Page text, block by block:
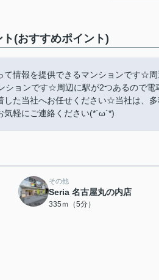
(おすすめポイント)
て情報を提供できるマンションです☆
ションです☆周辺に駅が2つあるので
した当社へお任せください☆当社は、
気軽にご連絡ください(*´ω`*)
その他
Seria 名古屋丸の内店
335ｍ（5分）